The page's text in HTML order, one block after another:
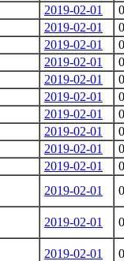
2019-02-01
2019-02-01
2019-02-01
2019-02-01
2019-02-01
2019-02-01
2019-02-01
2019-02-01
2019-02-01
2019-02-01
2019-02-01
2019-02-01
2019-02-01